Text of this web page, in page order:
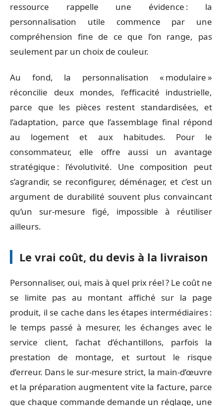
ressource rappelle une évidence : la
personnalisation utile commence par une
compréhension fine de ce que l’on range, pas
seulement par un choix de couleur.
Au fond, la personnalisation « modulaire »
réconcilie deux mondes, l’efficacité industrielle,
parce que les pièces restent standardisées, et
l’adaptation, parce que l’assemblage final répond
au logement et aux habitudes. Pour le
consommateur, elle offre aussi un avantage
stratégique : l’évolutivité. Une composition peut
s’agrandir, se reconfigurer, déménager, et c’est un
argument de durabilité souvent plus convaincant
qu’un sur-mesure figé, impossible à réutiliser
ailleurs.
Le vrai coût, du devis à la livraison
Personnaliser, oui, mais à quel prix réel ? Le coût ne
se limite pas au montant affiché sur la page
produit, il se cache dans les étapes intermédiaires :
le temps passé à mesurer, les échanges avec le
service client, l’achat d’échantillons, parfois la
prestation de montage, et surtout le risque
d’erreur. Dans le sur-mesure strict, la main-d’œuvre
et la préparation augmentent vite la facture, parce
que chaque commande demande un réglage, une